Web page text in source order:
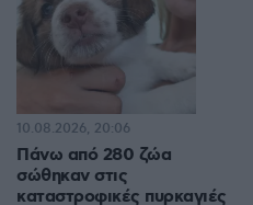
Πάνω από 280 ζώα
σώθηκαν στις
καταστροφικές πυρκαγιές
10.08.2026, 20:06